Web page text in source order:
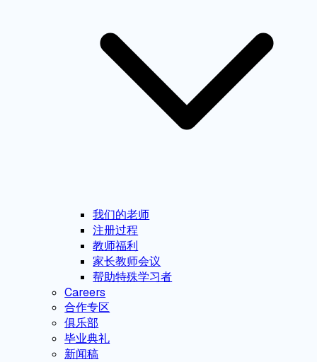
我们的老师
注册过程
教师福利
家长教师会议
帮助特殊学习者
Careers
合作专区
俱乐部
毕业典礼
新闻稿